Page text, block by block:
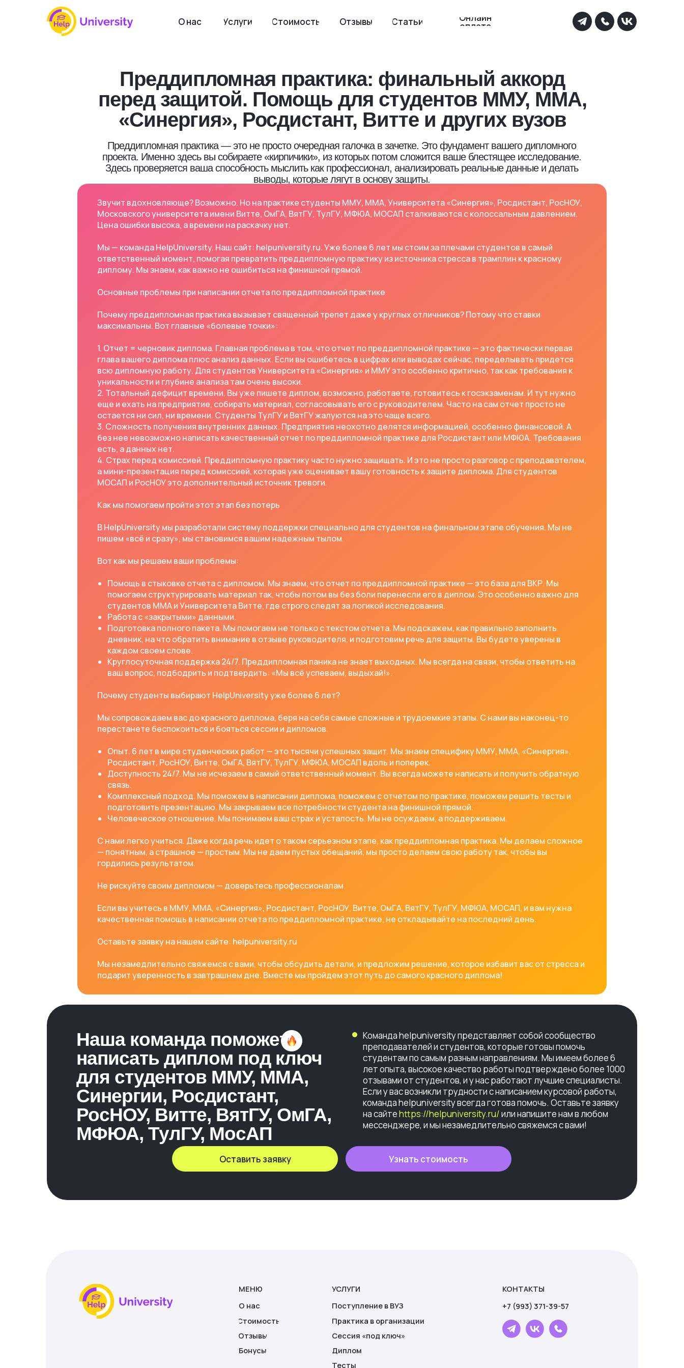
О нас Услуги Стоимость Отзывы Статьи Онлайн
оплата
Преддипломная практика: финальный аккорд
перед защитой. Помощь для студентов ММУ, ММА,
«Синергия», Росдистант, Витте и других вузов
Преддипломная практика — это не просто очередная галочка в зачетке. Это фундамент вашего дипломного
проекта. Именно здесь вы собираете «кирпичики», из которых потом сложится ваше блестящее исследование.
Здесь проверяется ваша способность мыслить как профессионал, анализировать реальные данные и делать
выводы, которые лягут в основу защиты.
Наша команда поможет
написать диплом под ключ
для студентов ММУ, ММА,
Синергии, Росдистант,
РосНОУ, Витте, ВятГУ, ОмГА,
МФЮА, ТулГУ, МосАП
Команда helpuniversity представляет собой сообщество
преподавателей и студентов, которые готовы помочь
студентам по самым разным направлениям. Мы имеем более 6
лет опыта, высокое качество работы подтверждено более 1000
отзывами от студентов, и у нас работают лучшие специалисты.
Если у вас возникли трудности с написанием курсовой работы,
команда helpuniversity всегда готова помочь. Оставьте заявку
на сайтеhttps://helpuniversity.ru/или напишите нам в любом
мессенджере, и мы незамедлительно свяжемся с вами!
Оставить заявку Узнать стоимость
Звучит вдохновляюще? Возможно. Но на практике студенты ММУ, ММА, Университета «Синергия», Росдистант, РосНОУ,
Московского университета имени Витте, ОмГА, ВятГУ, ТулГУ, МФЮА, МОСАП сталкиваются с колоссальным давлением.
Цена ошибки высока, а времени на раскачку нет.
Мы — команда HelpUniversity. Наш сайт: helpuniversity.ru. Уже более 6 лет мы стоим за плечами студентов в самый
ответственный момент, помогая превратить преддипломную практику из источника стресса в трамплин к красному
диплому. Мы знаем, как важно не ошибиться на финишной прямой.
Основные проблемы при написании отчета по преддипломной практике
Почему преддипломная практика вызывает священный трепет даже у круглых отличников? Потому что ставки
максимальны. Вот главные «болевые точки»:
1. Отчет = черновик диплома. Главная проблема в том, что отчет по преддипломной практике — это фактически первая
глава вашего диплома плюс анализ данных. Если вы ошибетесь в цифрах или выводах сейчас, переделывать придется
всю дипломную работу. Для студентов Университета «Синергия» и ММУ это особенно критично, так как требования к
уникальности и глубине анализа там очень высоки.
2. Тотальный дефицит времени. Вы уже пишете диплом, возможно, работаете, готовитесь к госэкзаменам. И тут нужно
еще и ехать на предприятие, собирать материал, согласовывать его с руководителем. Часто на сам отчет просто не
остается ни сил, ни времени. Студенты ТулГУ и ВятГУ жалуются на это чаще всего.
3. Сложность получения внутренних данных. Предприятия неохотно делятся информацией, особенно финансовой. А
без нее невозможно написать качественный отчет по преддипломной практике для Росдистант или МФЮА. Требования
есть, а данных нет.
4. Страх перед комиссией. Преддипломную практику часто нужно защищать. И это не просто разговор с преподавателем,
а мини-презентация перед комиссией, которая уже оценивает вашу готовность к защите диплома. Для студентов
МОСАП и РосНОУ это дополнительный источник тревоги.
Как мы помогаем пройти этот этап без потерь
В HelpUniversity мы разработали систему поддержки специально для студентов на финальном этапе обучения. Мы не
пишем «всё и сразу», мы становимся вашим надежным тылом.
Вот как мы решаем ваши проблемы:
Помощь в стыковке отчета с дипломом. Мы знаем, что отчет по преддипломной практике — это база для ВКР. Мы
помогаем структурировать материал так, чтобы потом вы без боли перенесли его в диплом. Это особенно важно для
студентов ММА и Университета Витте, где строго следят за логикой исследования.
Работа с «закрытыми» данными.
Подготовка полного пакета. Мы помогаем не только с текстом отчета. Мы подскажем, как правильно заполнить
дневник, на что обратить внимание в отзыве руководителя, и подготовим речь для защиты. Вы будете уверены в
каждом своем слове.
Круглосуточная поддержка 24/7. Преддипломная паника не знает выходных. Мы всегда на связи, чтобы ответить на
ваш вопрос, подбодрить и подтвердить: «Мы всё успеваем, выдыхай!».
Почему студенты выбирают HelpUniversity уже более 6 лет?
Мы сопровождаем вас до красного диплома, беря на себя самые сложные и трудоемкие этапы. С нами вы наконец-то
перестанете беспокоиться и бояться сессии и дипломов.
Опыт. 6 лет в мире студенческих работ — это тысячи успешных защит. Мы знаем специфику ММУ, ММА, «Синергия»,
Росдистант, РосНОУ, Витте, ОмГА, ВятГУ, ТулГУ, МФЮА, МОСАП вдоль и поперек.
Доступность 24/7. Мы не исчезаем в самый ответственный момент. Вы всегда можете написать и получить обратную
связь.
Комплексный подход. Мы поможем в написании диплома, поможем с отчетом по практике, поможем решить тесты и
подготовить презентацию. Мы закрываем все потребности студента на финишной прямой.
Человеческое отношение. Мы понимаем ваш страх и усталость. Мы не осуждаем, а поддерживаем.
С нами легко учиться. Даже когда речь идет о таком серьезном этапе, как преддипломная практика. Мы делаем сложное
— понятным, а страшное — простым. Мы не даем пустых обещаний, мы просто делаем свою работу так, чтобы вы
гордились результатом.
Не рискуйте своим дипломом — доверьтесь профессионалам
Если вы учитесь в ММУ, ММА, «Синергия», Росдистант, РосНОУ, Витте, ОмГА, ВятГУ, ТулГУ, МФЮА, МОСАП, и вам нужна
качественная помощь в написании отчета по преддипломной практике, не откладывайте на последний день.
Оставьте заявку на нашем сайте: helpuniversity.ru
Мы незамедлительно свяжемся с вами, чтобы обсудить детали, и предложим решение, которое избавит вас от стресса и
подарит уверенность в завтрашнем дне. Вместе мы пройдем этот путь до самого красного диплома!
Поступление в ВУЗ
+7 (993) 371-39-57